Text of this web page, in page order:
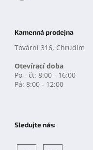
Kamenná prodejna
Tovární 316, Chrudim
Otevírací doba
Po - čt: 8:00 - 16:00
Pá: 8:00 - 12:00
Sledujte nás: